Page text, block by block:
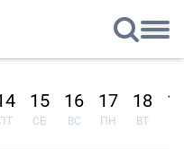
ПТ
15
СБ
16
ВС
17
ПН
18
ВТ